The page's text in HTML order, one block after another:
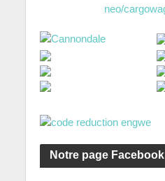
Notre page Facebook